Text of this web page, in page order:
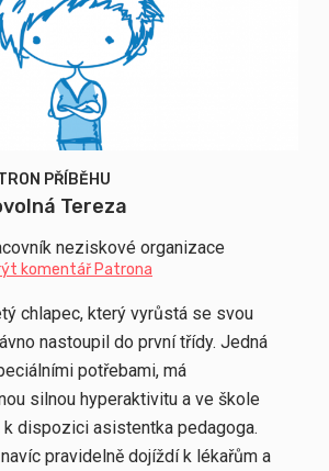
PŘÍBĚHU
Tereza
neziskové organizace
komentář Patrona
chlapec, který vyrůstá se svou
nastoupil do první třídy. Jedná
potřebami, má
silnou hyperaktivitu a ve škole
k dispozici asistentka pedagoga.
pravidelně dojíždí k lékařům a